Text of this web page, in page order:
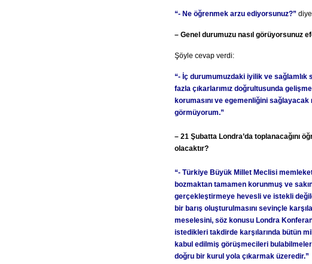
“- Ne öğrenmek arzu ediyorsunuz?”
– Genel durumuzu nasıl görüyorsunuz
Şöyle cevap verdi:
“- İç durumumuzdaki iyilik ve sağlamlık
fazla çıkarlarımız doğrultusunda
korumasını ve egemenliğini sağlayacak
görmüyorum.”
– 21 Şubatta Londra’da toplanacağını
olacaktır?
“- Türkiye Büyük Millet Meclisi
bozmaktan tamamen korunmuş ve
gerçekleştirmeye hevesli ve istekli
bir barış oluşturulmasını sevinçle
meselesini, söz konusu Londra
istedikleri takdirde karşılarında bütün
kabul edilmiş görüşmecileri
doğru bir kurul yola çıkarmak üzeredir.”